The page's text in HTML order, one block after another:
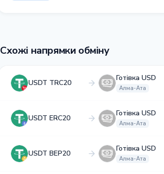
Схожі напрямки обміну
USDT TRC20
Готівка USD
Алма-Ата
USDT ERC20
Готівка USD
Алма-Ата
USDT BEP20
Готівка USD
Алма-Ата